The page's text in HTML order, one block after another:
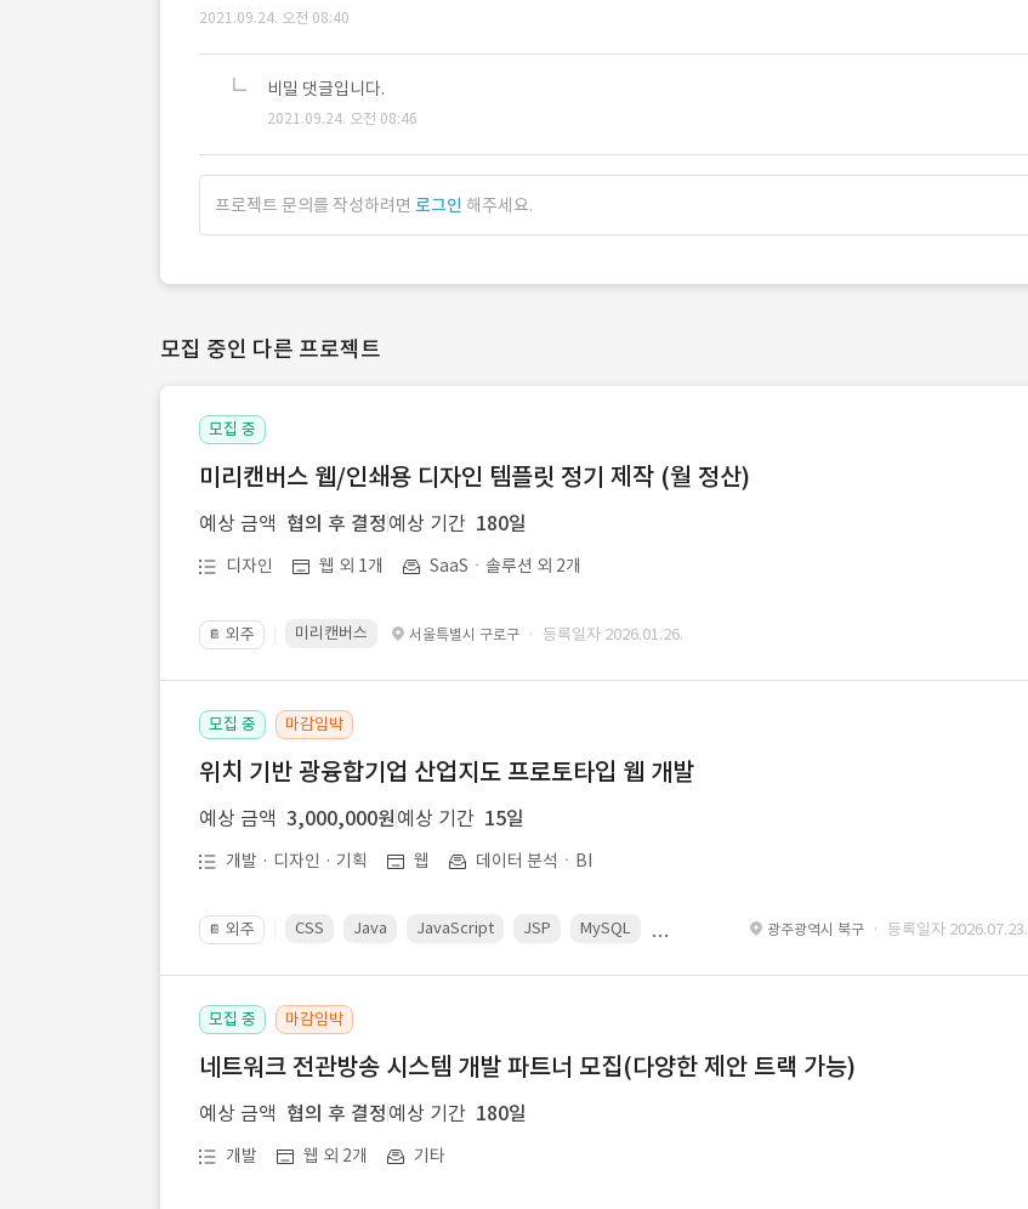
2021.09.24. 오전 08:40
비밀 댓글입니다.
2021.09.24. 오전 08:46
프로젝트 문의를 작성하려면 로그인 해주세요.
모집 중인 다른 프로젝트
모집 중
미리캔버스 웹/인쇄용 디자인 템플릿 정기 제작 (월 정산)
예상 금액 협의 후 결정 예상 기간 180일
디자인 웹 외 1개 SaaSㆍ솔루션 외 2개
📔 외주 미리캔버스 서울특별시 구로구 · 등록일자 2026.01.26.
모집 중 마감임박
위치 기반 광융합기업 산업지도 프로토타입 웹 개발
예상 금액 3,000,000원 예상 기간 15일
개발 · 디자인 · 기획 웹 데이터 분석ㆍBI
📔 외주 CSS Java JavaScript JSP MySQL Spring광주광역시 북구 · 등록일자 2026.07.23.
모집 중 마감임박
네트워크 전관방송 시스템 개발 파트너 모집(다양한 제안 트랙 가능)
예상 금액 협의 후 결정 예상 기간 180일
개발 웹 외 2개 기타